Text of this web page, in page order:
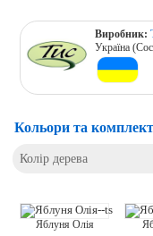
Виробник:
Україна
Кольори та
Колір дерева
Яблуня Олія